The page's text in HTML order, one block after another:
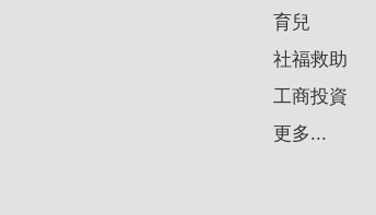
育兒
社福救助
工商投資
更多...